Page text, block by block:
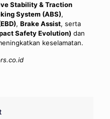
Stability & Traction
System (ABS),
, Brake Assist, serta
Safety Evolution) dan
keselamatan.